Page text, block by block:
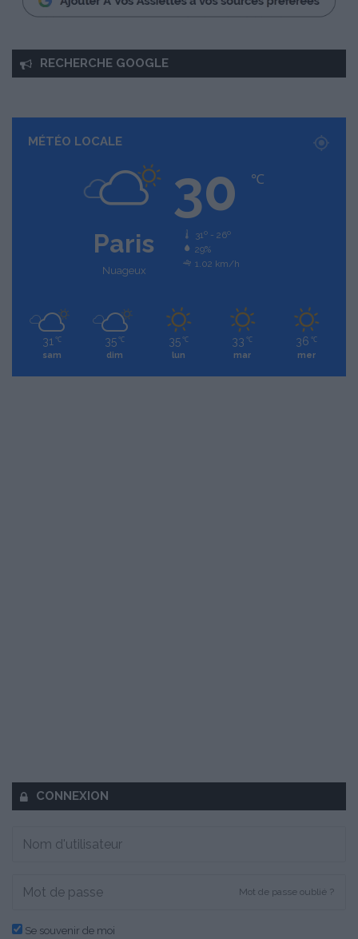
RECHERCHE GOOGLE
MÉTÉO LOCALE
Paris
Nuageux
30 ℃
31º - 26º
29%
1.02 km/h
31 ℃
sam
35 ℃
dim
35 ℃
lun
33 ℃
mar
36 ℃
mer
CONNEXION
Mot de passe oublié ?
Se souvenir de moi